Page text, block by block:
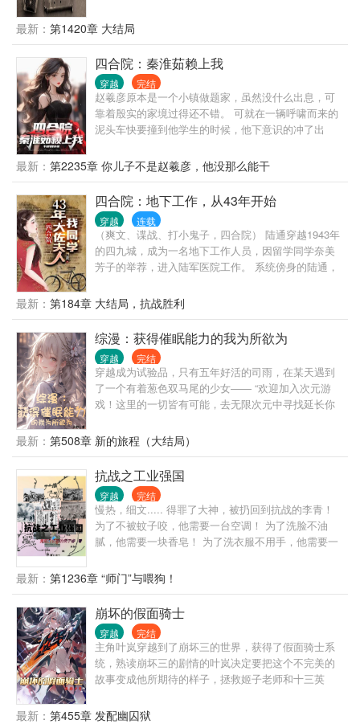
最新： 第1420章 大结局
四合院：秦淮茹赖上我
穿越 完结
赵羲彦原本是一个小镇做题家，虽然没什么出息，可
靠着殷实的家境过得还不错。 可就在一辆呼啸而来的
泥头车快要撞到他学生的时候，他下意识的冲了出
不太友好的接触。 等他再次醒来，已经在一辆驴车
上。 而对面，一个明眸皓齿，扎着两个大辫子的姑娘
正好奇的看着他。 “你好，我叫秦淮茹……” “我叫赵羲
彦……唔，等等，你说你叫什么？” ……
最新： 第2235章 你儿子不是赵羲彦，他没那么能干
四合院：地下工作，从43年开始
穿越 连载
（爽文、谍战、打小鬼子，四合院） 陆通穿越1943年
的四九城，成为一名地下工作人员，因留学同学奈美
芳子的举荐，进入陆军医院工作。 系统傍身的陆通，
务，奖励盘尼西林十箱。 叮，完成狙击任务，奖励毛
瑟98k狙击步枪三十杆，子弹三千发。 叮，完成破坏
任务，奖励T—34坦克十辆，炮弹一千发。 叮，完成
策反任务，奖励歪把子十挺，子弹五万发。 …… ……
小日子慌了。 “不是说工党的武器全都是小米加步枪，
落后至极，不足为惧的吗？” “怎么比我们的还先进，
比我们的还猛，撑不住了，天皇陛下，我们真的撑不
住了。”
最新： 第184章 大结局，抗战胜利
综漫：获得催眠能力的我为所欲为
穿越 完结
穿越成为试验品，只有五年好活的司雨，在某天遇到
了一个有着葱色双马尾的少女—— “欢迎加入次元游
戏！这里的一切皆有可能，去无限次元中寻找延长你
的思维……” ——司雨看向了面前这个，自称是引导者
的初音未来。 “「初音……」” 果然是一切皆有可能。
—— 世界顺序：①黑兽②小圆③柯南④碧蓝档案 ——
最新： 第508章 新的旅程（大结局）
抗战之工业强国
穿越 完结
慢热，细文..... 得罪了大神，被扔回到抗战的李青！
为了不被蚊子咬，他需要一台空调！ 为了洗脸不油
腻，他需要一块香皂！ 为了洗衣服不用手，他需要一
最新： 第1236章 “师门”与喂狗！
崩坏的假面骑士
穿越 完结
主角叶岚穿越到了崩坏三的世界，获得了假面骑士系
统，熟读崩坏三的剧情的叶岚决定要把这个不完美的
故事变成他所期待的样子，拯救姬子老师和十三英
武神。（多女主）（新人作者，前期槽点有点多，剧
最新： 第455章 发配幽囚狱